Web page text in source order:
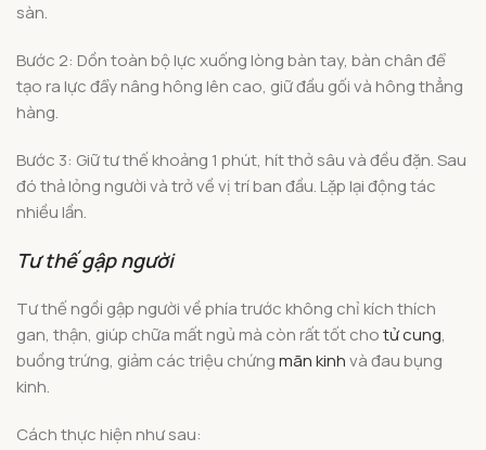
sàn.
Bước 2: Dồn toàn bộ lực xuống lòng bàn tay, bàn chân để
tạo ra lực đẩy nâng hông lên cao, giữ đầu gối và hông thẳng
hàng.
Bước 3: Giữ tư thế khoảng 1 phút, hít thở sâu và đều đặn. Sau
đó thả lỏng người và trở về vị trí ban đầu. Lặp lại động tác
nhiều lần.
Tư thế gập người
Tư thế ngồi gập người về phía trước không chỉ kích thích
gan, thận, giúp chữa mất ngủ mà còn rất tốt chotử cung,
buồng trứng, giảm các triệu chứngmãn kinhvà đau bụng
kinh.
Cách thực hiện như sau: